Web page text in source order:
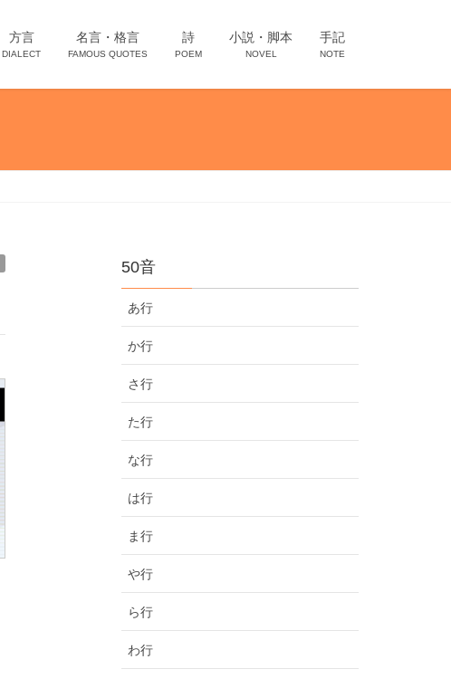
方言
DIALECT
名言・格言
FAMOUS QUOTES
詩
POEM
小説・脚本
NOVEL
手記
NOTE
50音
あ行
か行
さ行
た行
な行
は行
ま行
や行
ら行
わ行